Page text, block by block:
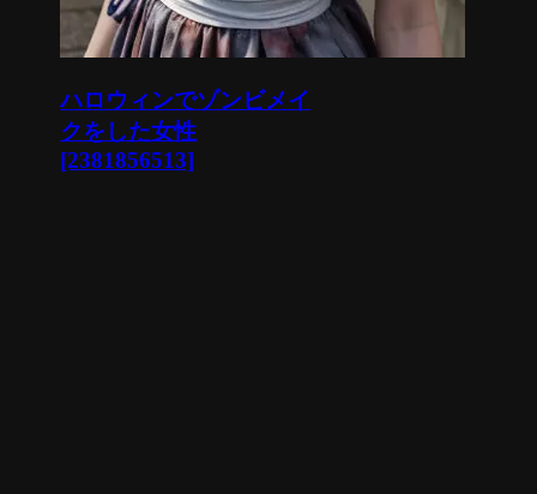
ハロウィンでゾンビメイ
クをした女性
[2381856513]